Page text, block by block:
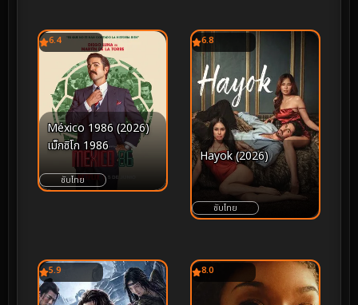
6.4
México 1986 (2026)
เม็กซิโก 1986
ซับไทย
6.8
Hayok (2026)
ซับไทย
5.9 8.0